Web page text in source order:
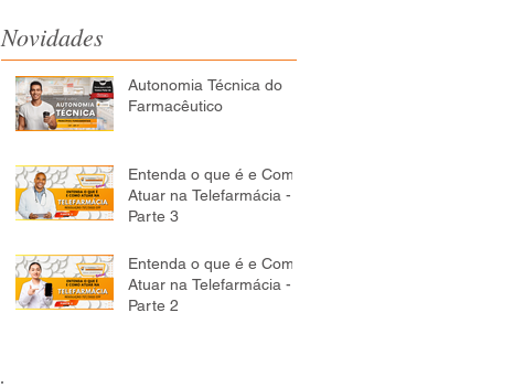
Novidades
Autonomia Técnica do
Farmacêutico
Entenda o que é e Como
Atuar na Telefarmácia -
Parte 3
Entenda o que é e Como
Atuar na Telefarmácia -
Parte 2